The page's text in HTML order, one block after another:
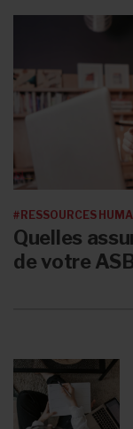
#RESSOURCES
Quelles
de votre